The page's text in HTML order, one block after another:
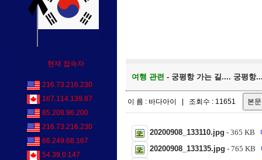
현재 접속자
216.73.216.230
167.114.139.87
85.208.96.200
216.73.216.230
66.249.68.167
54.39.0.147
여행 관련 - 궁평항 가는 길.... 궁평항
이 름 : 바다아이 | 조회수 : 11651
20200908_133110.jpg - 365 KB
20200908_133135.jpg - 765 KB